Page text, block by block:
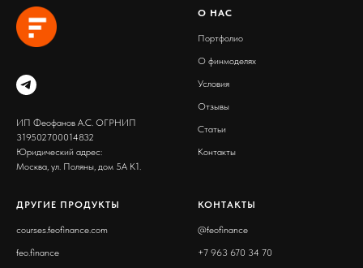
ИП Феофанов А.С. ОГРНИП
319502700014832
Юридический адрес:
Москва, ул. Поляны, дом 5А К1.
О НАС
Портфолио
О финмоделях
Условия
Отзывы
Статьи
Контакты
ДРУГИЕ ПРОДУКТЫ
courses.feofinance.com
feo.finance
КОНТАКТЫ
@feofinance
+7 963 670 34 70